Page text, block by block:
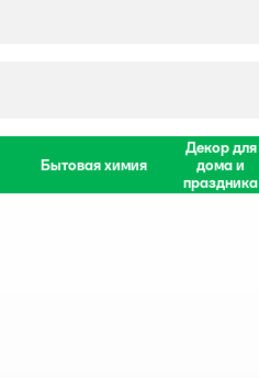
Бытовая химия
Декор для
дома и
праздника